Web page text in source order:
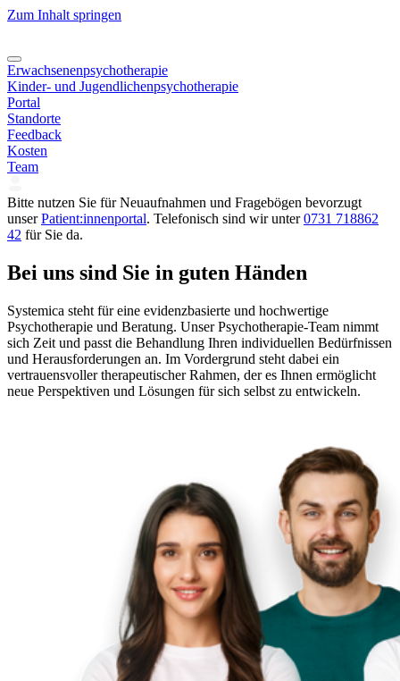
Zum Inhalt springen
Erwachsenenpsychotherapie
Kinder- und Jugendlichenpsychotherapie
Portal
Standorte
Feedback
Kosten
Team
Bitte nutzen Sie für Neuaufnahmen und Fragebögen bevorzugt
unserPatient:innenportal. Telefonisch sind wir unter0731 718862
42 für Sie da.
Bei uns sind Sie in guten Händen
Systemica steht für eine evidenzbasierte und hochwertige
Psychotherapie und Beratung. Unser Psychotherapie-Team nimmt
sich Zeit und passt die Behandlung Ihren individuellen Bedürfnissen
und Herausforderungen an. Im Vordergrund steht dabei ein
vertrauensvoller therapeutischer Rahmen, der es Ihnen ermöglicht
neue Perspektiven und Lösungen für sich selbst zu entwickeln.